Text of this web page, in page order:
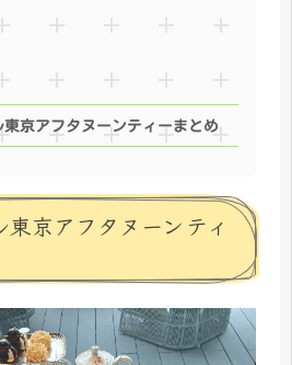
東京アフタヌーンティーまとめ
東京アフタヌーンティ